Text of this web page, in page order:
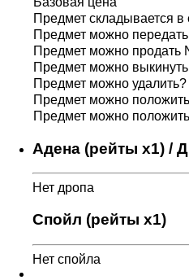
Предмет складывается в
Предмет можно передать
Предмет можно продать
Предмет можно
Предмет можно удалить?
Предмет можно
Предмет можно
Адена (рейты x1) /
Нет дропа
Спойл (рейты x1)
Нет спойла